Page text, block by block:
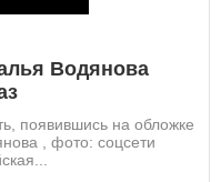
Водянова
появившись на обложке
, фото: соцсети